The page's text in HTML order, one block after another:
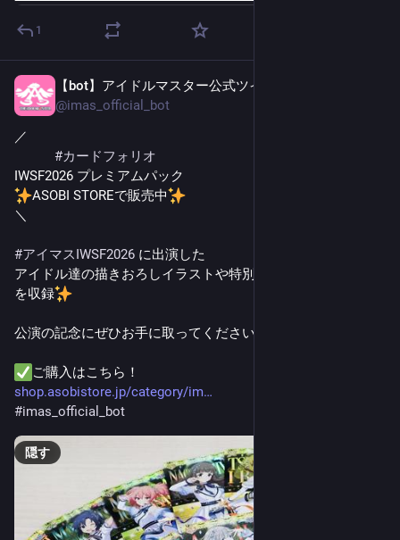
1
【bot】アイドルマスター公式ツイッター
@imas_official_bot
／
#カードフォリオ
IWSF2026 プレミアムパック
ASOBI STOREで販売中
＼
#アイマスIWSF2026 に出演した
アイドル達の描きおろしイラストや特別なデザインのカード
を収録
公演の記念にぜひお手に取ってくださいね
ご購入はこちら！
shop.asobistore.jp/category/im
#imas_official_bot
隠す